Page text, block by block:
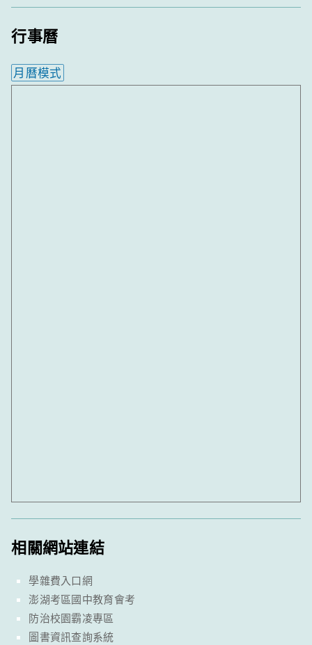
行事曆
月曆模式
相關網站連結
學雜費入口網
澎湖考區國中教育會考
防治校園霸凌專區
圖書資訊查詢系統